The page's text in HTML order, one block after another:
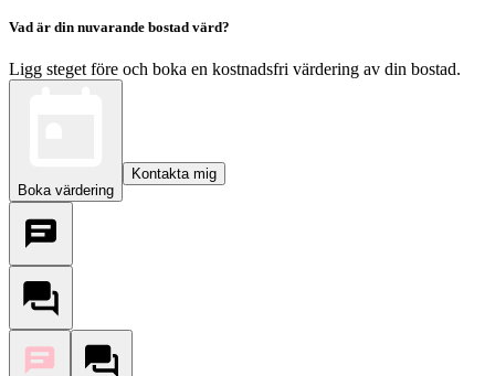
Vad är din nuvarande bostad värd?
Ligg steget före och boka en kostnadsfri värdering av din bostad.
Boka värdering
Kontakta mig